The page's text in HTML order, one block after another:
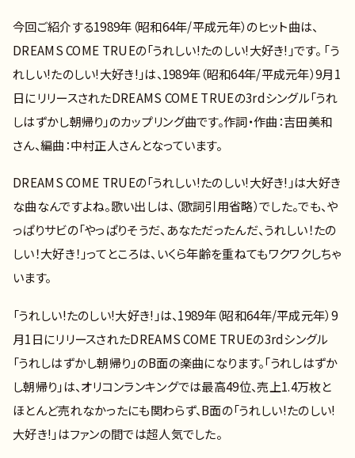
今回ご紹介する1989年（昭和64年/平成元年）のヒット曲は、
DREAMS COME TRUEの「うれしい!たのしい!大好き!」です。 「う
れしい!たのしい!大好き!」は、1989年（昭和64年/平成元年）9月1
日にリリースされたDREAMS COME TRUEの3rdシングル「うれ
しはずかし朝帰り」のカップリング曲です。作詞・作曲：吉田美和
さん、編曲：中村正人さんとなっています。
DREAMS COME TRUEの「うれしい!たのしい!大好き!」は大好き
な曲なんですよね。歌い出しは、（歌詞引用省略）でした。でも、や
っぱりサビの「やっぱりそうだ、あなただったんだ、うれしい！たの
しい！大好き！」ってところは、いくら年齢を重ねてもワクワクしちゃ
います。
「うれしい!たのしい!大好き!」は、1989年（昭和64年/平成元年）9
月1日にリリースされたDREAMS COME TRUEの3rdシングル
「うれしはずかし朝帰り」のB面の楽曲になります。「うれしはずか
し朝帰り」は、オリコンランキングでは最高49位、売上1.4万枚と
ほとんど売れなかったにも関わらず、B面の「うれしい!たのしい!
大好き!」はファンの間では超人気でした。